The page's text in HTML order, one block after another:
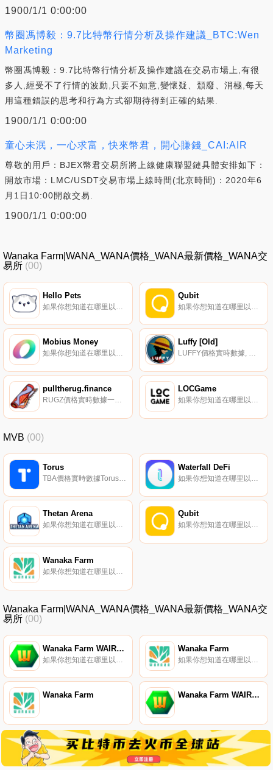
1900/1/1 0:00:00
幣圈馮博毅：9.7比特幣行情分析及操作建議_BTC:Wen
Marketing
幣圈馮博毅：9.7比特幣行情分析及操作建議在交易市場上,有很
多人,經受不了行情的波動,只要不如意,變懷疑、頹廢、消極,每天
用這種錯誤的思考和行為方式卻期待得到正確的結果.
1900/1/1 0:00:00
童心未泯，一心求富，快來幣君，開心賺錢_CAI:AIR
尊敬的用戶：BJEX幣君交易所將上線健康聯盟鏈具體安排如下：
開放市場：LMC/USDT交易市場上線時間(北京時間)：2020年6
月1日10:00開啟交易.
1900/1/1 0:00:00
Wanaka Farm|WANA_WANA價格_WANA最新價格_WANA交
易所 (00)
Hello Pets Qubit
Mobius Money
如果你想知道在哪里以當前價格購買MoMOBIus Money,目前交易{MoMOBIus Money]股票的頂級加密貨幣交易所是Ubeswap。您可以在我們的加密貨幣交易所頁面上找到其他列表.
Luffy [Old]
LUFFY價格實時數據, 路飛代幣：用全面的生態系統革命加密宇宙動漫迷、游戲玩家和加密貨幣愛好者都會在路飛代幣中找到值得喜愛的東西,這是一種革命性的加密貨幣,旨在提供一個全面的生態系統,以多種方式滿足用戶的需求.
pulltherug.finance
RUGZ價格實時數據一個專注于社區制作的NFTS的模因代幣,將空投給忠實的持有者。
LOCGame
如果你想知道在哪里以當前價格購買LOCGame,目前交易｛LOCGnname｝股票的頂級加密貨幣交易所是KuCoin和Gate.io。你可以在我們的加密貨幣交易所頁面上找到其他交易所.
MVB (00)
Torus
TBA價格實時數據Torus及其錢包產品使數字所有權和身份以人為中心,人人都能訪問.
Waterfall DeFi
Thetan Arena
如果你想知道在哪里以當前價格購買Thetan Arena,目前交易{Thetan Arena]股票的頂級加密貨幣交易所是OKX、CoinW、CoinTiger、LBank和BingX。您可以在我們的加密貨幣交易所頁面上找到其他列表。Thetan Arena是一款基于區塊鏈技術的電子競技游戲.
Qubit
如果你想知道在哪里以當前價格購買QuQBTt,目前交易{QuQBTt]股票的頂級加密貨幣交易所是PancakeSwap（V2）。您可以在我們的加密貨幣交易所頁面上找到其他列表。QuQBTt是Mound創新的DeFi借貸協議,經過優化,可為幣安智能鏈提供借貸即用.
Wanaka Farm
如果你想知道在哪里以當前價格購買Wanaka Farm,目前交易{Wanaka Farm]股票的頂級加密貨幣交易所是LBank、PancakeSwap（V2）和HotWANAt。您可以在我們的加密貨幣交易所頁面上找到其他列表.
Wanaka Farm|WANA_WANA價格_WANA最新價格_WANA交
易所 (00)
Wanaka Farm WAIRERE Token Wanaka Farm
Wanaka Farm Wanaka Farm WAIRERE Token